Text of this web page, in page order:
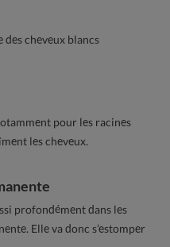
cheveux blancs
pour les racines
les cheveux.
profondément dans les
Elle va donc s’estomper